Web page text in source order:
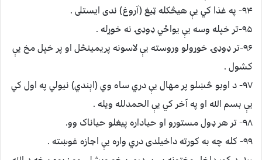
۹۴- په ﻏﺬﺍ کي يې هيڅکله ټيغ (آروغ) ندى ايستلى .
۹۵-تر خپله وسه يې يواځي ډوډۍ نه خوړله .
۹۶-تر ډوډۍ خوړولو وروسته يې لاسونه پريمينځل او پر خپل مخ يې
کشول .
۹۷- د اوبو څښلو پر مهال يې دري ساه وي (اېندي) نيولي په اول کي
يې ﺑﺴﻢ ﺍﻟﻠﻪ اﻭ په ﺁﺧﺮ کي يې ﺍﻟﺤﻤﺪﻟﻠﻪ ويله .
۹۸- تر هر ډول مستورو او حياداره پيغلو ﺣﻴﺎناک وو.
۹۹- کله چه به کورته داخيلدى دري واره يې اجازه غوښته .